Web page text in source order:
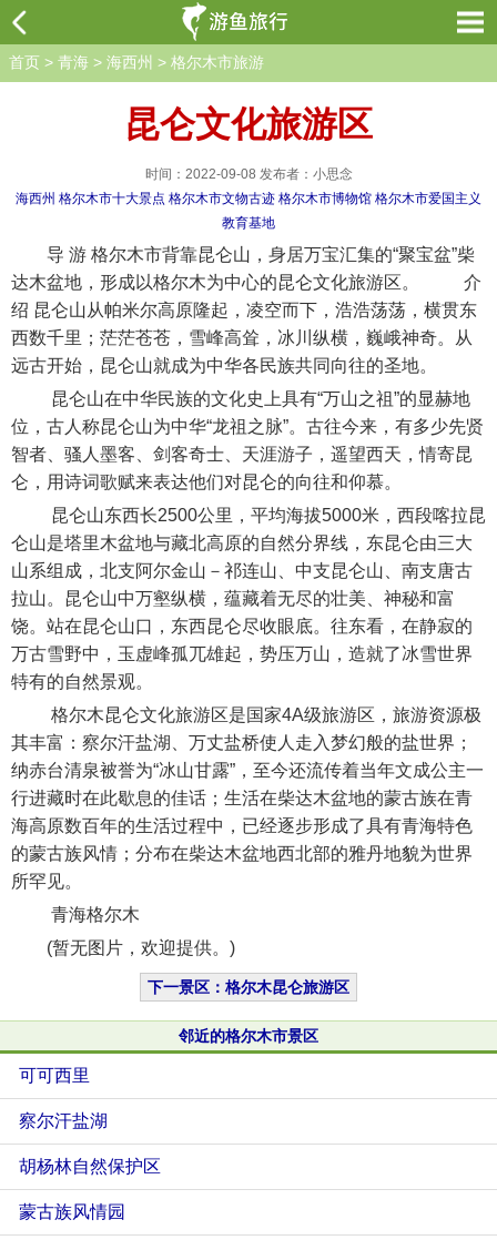
首页 > 青海 > 海西州 > 格尔木市旅游
昆仑文化旅游区
时间：2022-09-08 发布者：小思念
海西州 格尔木市十大景点 格尔木市文物古迹 格尔木市博物馆 格尔木市爱国主义
教育基地
导 游 格尔木市背靠昆仑山，身居万宝汇集的“聚宝盆”柴
达木盆地，形成以格尔木为中心的昆仑文化旅游区。 介
绍 昆仑山从帕米尔高原隆起，凌空而下，浩浩荡荡，横贯东
西数千里；茫茫苍苍，雪峰高耸，冰川纵横，巍峨神奇。从
远古开始，昆仑山就成为中华各民族共同向往的圣地。
昆仑山在中华民族的文化史上具有“万山之祖”的显赫地
位，古人称昆仑山为中华“龙祖之脉”。古往今来，有多少先贤
智者、骚人墨客、剑客奇士、天涯游子，遥望西天，情寄昆
仑，用诗词歌赋来表达他们对昆仑的向往和仰慕。
昆仑山东西长2500公里，平均海拔5000米，西段喀拉昆
仑山是塔里木盆地与藏北高原的自然分界线，东昆仑由三大
山系组成，北支阿尔金山－祁连山、中支昆仑山、南支唐古
拉山。昆仑山中万壑纵横，蕴藏着无尽的壮美、神秘和富
饶。站在昆仑山口，东西昆仑尽收眼底。往东看，在静寂的
万古雪野中，玉虚峰孤兀雄起，势压万山，造就了冰雪世界
特有的自然景观。
格尔木昆仑文化旅游区是国家4A级旅游区，旅游资源极
其丰富：察尔汗盐湖、万丈盐桥使人走入梦幻般的盐世界；
纳赤台清泉被誉为“冰山甘露”，至今还流传着当年文成公主一
行进藏时在此歇息的佳话；生活在柴达木盆地的蒙古族在青
海高原数百年的生活过程中，已经逐步形成了具有青海特色
的蒙古族风情；分布在柴达木盆地西北部的雅丹地貌为世界
所罕见。
青海格尔木
(暂无图片，欢迎提供。)
下一景区：格尔木昆仑旅游区
邻近的格尔木市景区
可可西里
察尔汗盐湖
胡杨林自然保护区
蒙古族风情园